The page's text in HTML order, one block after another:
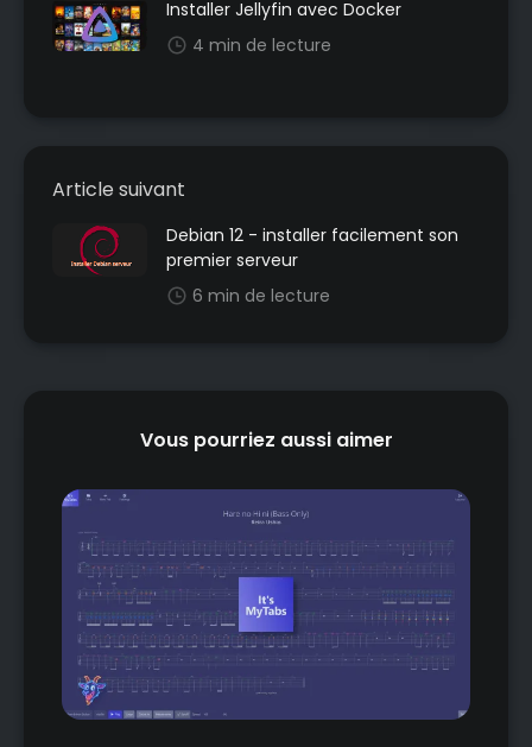
Installer Jellyfin avec Docker
4 min de lecture
Article suivant
Debian 12 - installer facilement son
premier serveur
6 min de lecture
Vous pourriez aussi aimer